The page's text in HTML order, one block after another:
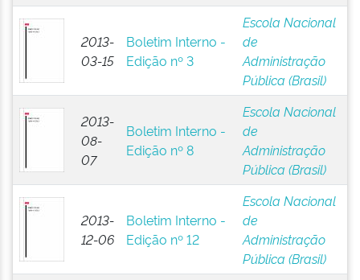
2013-
03-15
Boletim Interno -
Edição nº 3
Escola Nacional
de
Administração
Pública (Brasil)
2013-
08-
07
Boletim Interno -
Edição nº 8
Escola Nacional
de
Administração
Pública (Brasil)
2013-
12-06
Boletim Interno -
Edição nº 12
Escola Nacional
de
Administração
Pública (Brasil)